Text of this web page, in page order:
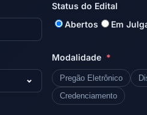
Status do Edital
Abertos
Em
Modalidade *
Pregão Eletrônico
Credenciamento